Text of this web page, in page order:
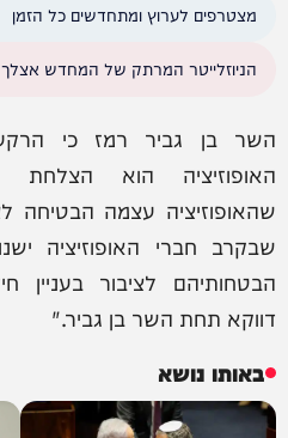
מצטרפים לערוץ ומתחדשים כל הזמן
הניוזלייטר המרתק של המחדש אצלך
השר בן גביר רמז כי
האופוזיציה הוא הצלחת
שהאופוזיציה עצמה הבטיחה
שבקרב חברי האופוזיציה
הבטחותיהם לציבור
דווקא תחת השר בן גביר."
באותו נושא